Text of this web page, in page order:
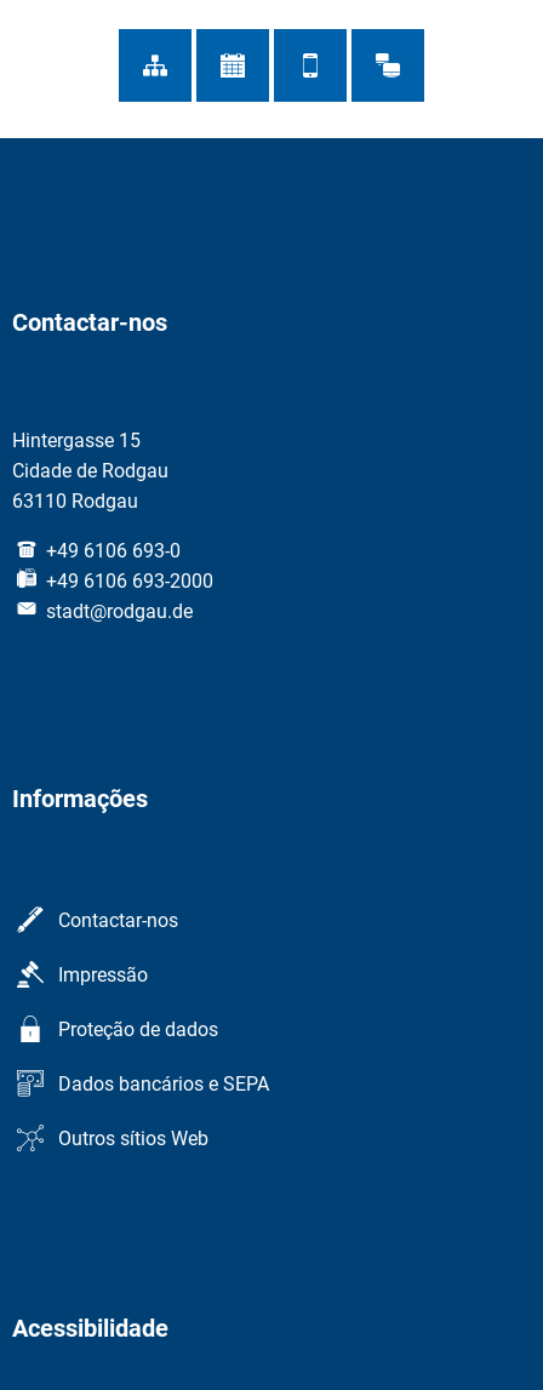
Contactar-nos
Hintergasse 15
Cidade de Rodgau
63110 Rodgau
+49 6106 693-0
+49 6106 693-2000
stadt@rodgau.de
Informações
Contactar-nos
Impressão
Proteção de dados
Dados bancários e SEPA
Outros sítios Web
Acessibilidade